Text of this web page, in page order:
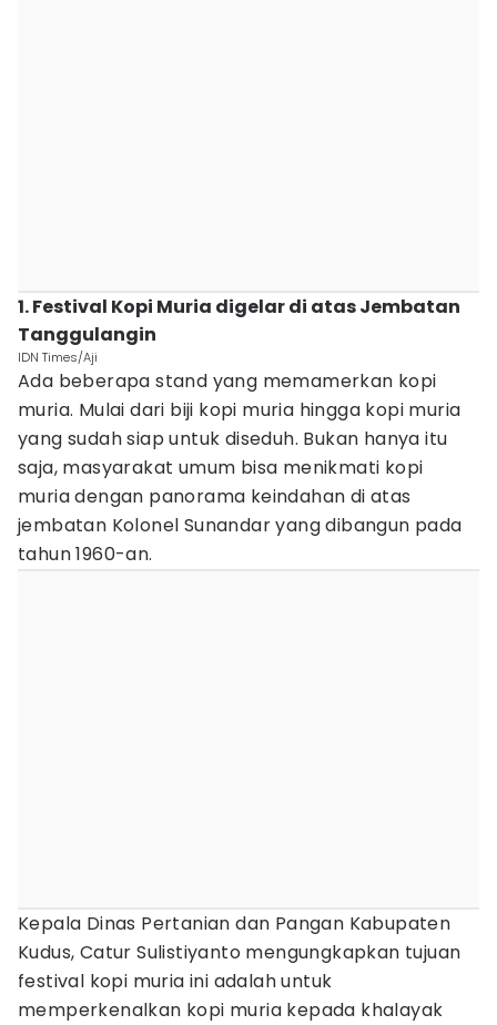
1. Festival Kopi Muria digelar di atas Jembatan
Tanggulangin
IDN Times/Aji
Ada beberapa stand yang memamerkan kopi
muria. Mulai dari biji kopi muria hingga kopi muria
yang sudah siap untuk diseduh. Bukan hanya itu
saja, masyarakat umum bisa menikmati kopi
muria dengan panorama keindahan di atas
jembatan Kolonel Sunandar yang dibangun pada
tahun 1960-an.
Kepala Dinas Pertanian dan Pangan Kabupaten
Kudus, Catur Sulistiyanto mengungkapkan tujuan
festival kopi muria ini adalah untuk
memperkenalkan kopi muria kepada khalayak